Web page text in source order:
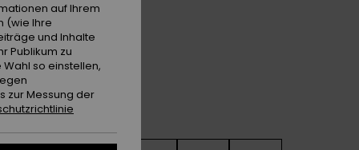
Anthracite Popiscus
auf Ihrem
(wie Ihre
und Inhalte
Publikum zu
so einstellen,
zur Messung der